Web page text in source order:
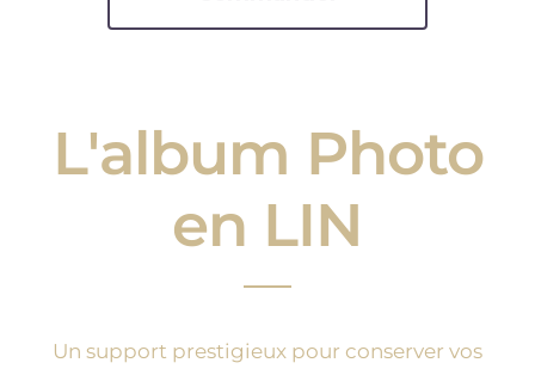
L'album Photo
en LIN
Un support prestigieux pour conserver vos